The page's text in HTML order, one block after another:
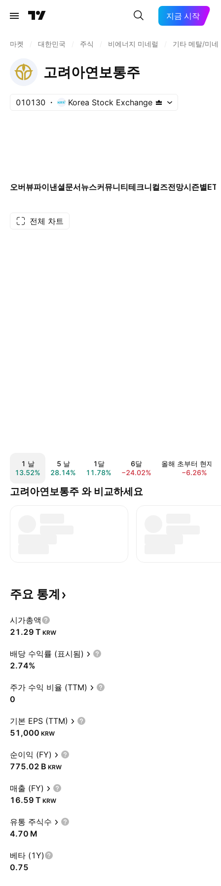
지금 시작
마켓 대한민국 주식 비에너지 미네럴 기타 메탈/미네
고려아연보통주
010130 Korea Stock Exchange
오버뷰파이낸셜문서뉴스커뮤니티테크니컬즈전망시즌별
전체 차트
1 날
13.52%
5 날
28.14%
1달
11.78%
6달
−24.02%
올해 초부터 현재
−6.26%
고려아연보통주 와 비교하세요
주요 통계
시가총액
‪21.29 T‬ KRW
배당 수익률 (표시됨)
2.74%
주가 수익 비율 (TTM)
0
기본 EPS (TTM)
51,000 KRW
순이익 (FY)
‪775.02 B‬ KRW
매출 (FY)
‪16.59 T‬ KRW
유통 주식수
‪4.70 M‬
베타 (1Y)
0.75